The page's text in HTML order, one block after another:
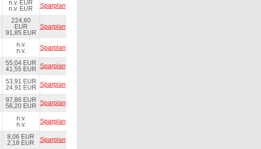
n.v. EUR
n.v. EUR
Sparplan
224,60
EUR
91,85 EUR
Sparplan
n.v.
n.v.
Sparplan
55,04 EUR
41,55 EUR Sparplan
53,91 EUR
24,91 EUR Sparplan
97,86 EUR
56,20 EUR Sparplan
n.v.
n.v.
Sparplan
8,06 EUR
2,18 EUR
Sparplan